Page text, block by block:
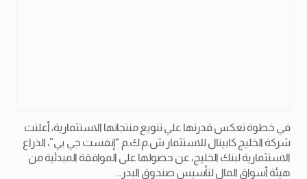
في خطوة تعكس قدرتها علي تنويع منتجاتها الاستثمارية، أعلنت
شركة الخليج كابيتال للاستثمار ش.م.ك.م “إنفست جي بي”، الذراع
الاستثمارية لبنك الخليج، عن حصولها على الموافقة المبدئية من
هيئة أسواق المال لتأسيس صندوق البدر…